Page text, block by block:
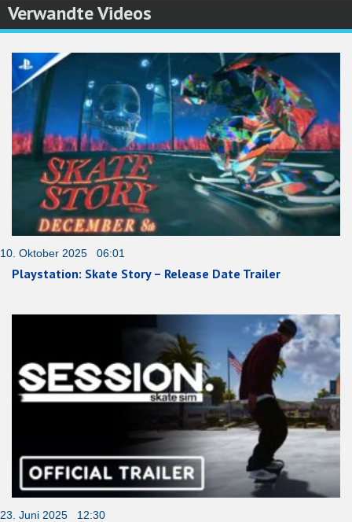
Verwandte Videos
10. Oktober 2025 06:01
Playstation: Skate Story – Release Date Trailer
23. Juni 2025 12:30